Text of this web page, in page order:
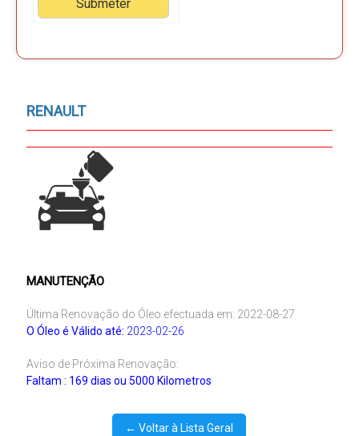
RENAULT
MANUTENÇÃO
Última Renovação do Óleo efectuada em: 2022-08-27
O Óleo é Válido até: 2023-02-26
Aviso de Próxima Renovação:
Faltam : 169 dias ou 5000 Kilometros
← Voltar à Lista Geral